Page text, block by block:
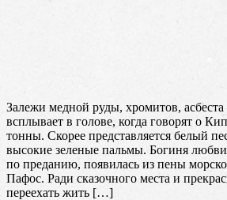
Залежи медной руды, хромитов,
всплывает в голове, когда говорят о
тонны. Скорее представляется белый
высокие зеленые пальмы. Богиня
по преданию, появилась из пены
Пафос. Ради сказочного места и
переехать жить […]